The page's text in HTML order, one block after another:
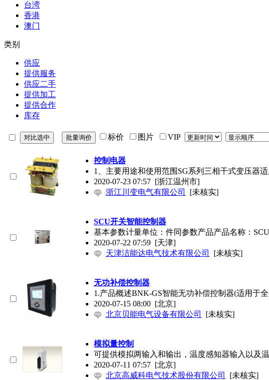
台湾
香港
澳门
类别
供应
提供服务
供应二手
提供加工
提供合作
库存
标价 图片 VIP
控制电器
1、主要用途和使用范围SG系列三相干式变压器
2020-07-23 07:57 [浙江温州市]
浙江川变电气有限公司
[未核实]
SCU开关智能控制器
基本参数计量单位：件同参数产品产品名称：
2020-07-22 07:59 [天津]
天津洁能达电气技术有限公司
[未核实]
无功补偿控制器
1.产品概述BNK-GS智能无功补偿控制器(适用于
2020-07-15 08:00 [北京]
北京贝能电气设备有限公司
[未核实]
模拟量控制
可提供模拟两输入和输出，温度感知器输入以及
2020-07-11 07:57 [北京]
北京高威科电气技术股份有限公司
[未核实]